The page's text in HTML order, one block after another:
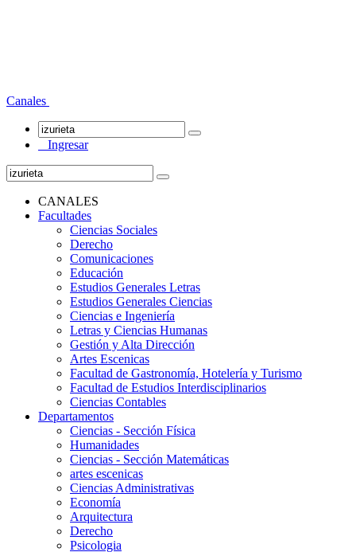
Canales
Ingresar
CANALES
Facultades
Ciencias Sociales
Derecho
Comunicaciones
Educación
Estudios Generales Letras
Estudios Generales Ciencias
Ciencias e Ingeniería
Letras y Ciencias Humanas
Gestión y Alta Dirección
Artes Escenicas
Facultad de Gastronomía, Hotelería y Turismo
Facultad de Estudios Interdisciplinarios
Ciencias Contables
Departamentos
Ciencias - Sección Física
Humanidades
Ciencias - Sección Matemáticas
artes escenicas
Ciencias Administrativas
Economía
Arquitectura
Derecho
Psicologia